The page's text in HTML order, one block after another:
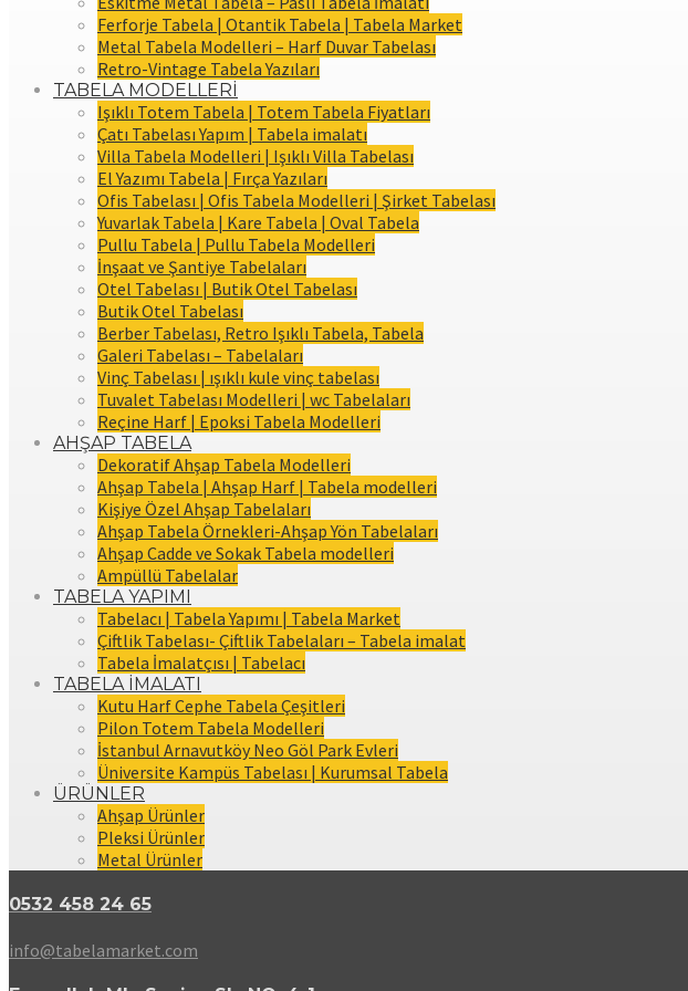
Ferforje Tabela | Otantik Tabela | Tabela Market
Metal Tabela Modelleri – Harf Duvar Tabelası
Retro-Vintage Tabela Yazıları
TABELA MODELLERİ
Işıklı Totem Tabela | Totem Tabela Fiyatları
Çatı Tabelası Yapım | Tabela imalatı
Villa Tabela Modelleri | Işıklı Villa Tabelası
El Yazımı Tabela | Fırça Yazıları
Ofis Tabelası | Ofis Tabela Modelleri | Şirket Tabelası
Yuvarlak Tabela | Kare Tabela | Oval Tabela
Pullu Tabela | Pullu Tabela Modelleri
İnşaat ve Şantiye Tabelaları
Otel Tabelası | Butik Otel Tabelası
Butik Otel Tabelası
Berber Tabelası, Retro Işıklı Tabela, Tabela
Galeri Tabelası – Tabelaları
Vinç Tabelası | ışıklı kule vinç tabelası
Tuvalet Tabelası Modelleri | wc Tabelaları
Reçine Harf | Epoksi Tabela Modelleri
AHŞAP TABELA
Dekoratif Ahşap Tabela Modelleri
Ahşap Tabela | Ahşap Harf | Tabela modelleri
Kişiye Özel Ahşap Tabelaları
Ahşap Tabela Örnekleri-Ahşap Yön Tabelaları
Ahşap Cadde ve Sokak Tabela modelleri
Ampüllü Tabelalar
TABELA YAPIMI
Tabelacı | Tabela Yapımı | Tabela Market
Çiftlik Tabelası- Çiftlik Tabelaları – Tabela imalat
Tabela İmalatçısı | Tabelacı
TABELA İMALATI
Kutu Harf Cephe Tabela Çeşitleri
Pilon Totem Tabela Modelleri
İstanbul Arnavutköy Neo Göl Park Evleri
Üniversite Kampüs Tabelası | Kurumsal Tabela
ÜRÜNLER
Ahşap Ürünler
Pleksi Ürünler
Metal Ürünler
0532 458 24 65
info@tabelamarket.com